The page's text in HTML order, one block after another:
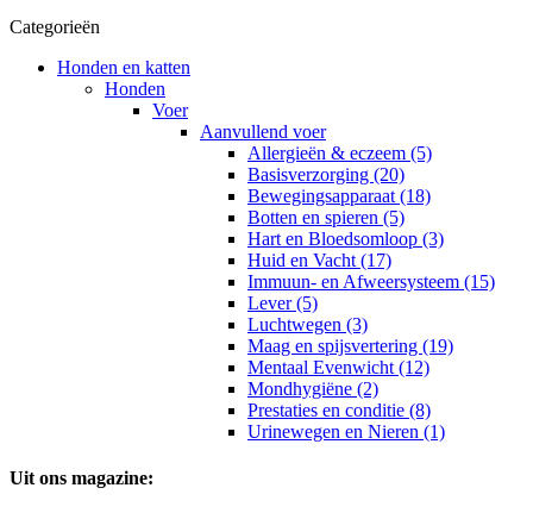
Categorieën
Honden en katten
Honden
Voer
Aanvullend voer
Allergieën & eczeem (5)
Basisverzorging (20)
Bewegingsapparaat (18)
Botten en spieren (5)
Hart en Bloedsomloop (3)
Huid en Vacht (17)
Immuun- en Afweersysteem (15)
Lever (5)
Luchtwegen (3)
Maag en spijsvertering (19)
Mentaal Evenwicht (12)
Mondhygiëne (2)
Prestaties en conditie (8)
Urinewegen en Nieren (1)
Uit ons magazine: